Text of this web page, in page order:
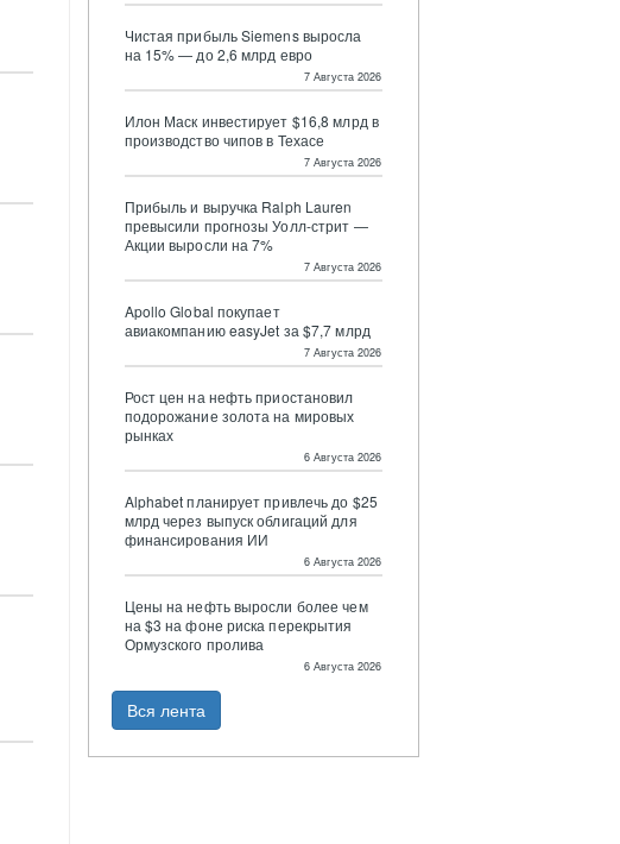
Чистая прибыль Siemens выросла
на 15% — до 2,6 млрд евро
7 Августа 2026
Илон Маск инвестирует $16,8 млрд в
производство чипов в Техасе
7 Августа 2026
Прибыль и выручка Ralph Lauren
превысили прогнозы Уолл-стрит —
Акции выросли на 7%
7 Августа 2026
Apollo Global покупает
авиакомпанию easyJet за $7,7 млрд
7 Августа 2026
Рост цен на нефть приостановил
подорожание золота на мировых
рынках
6 Августа 2026
Alphabet планирует привлечь до $25
млрд через выпуск облигаций для
финансирования ИИ
6 Августа 2026
Цены на нефть выросли более чем
на $3 на фоне риска перекрытия
Ормузского пролива
6 Августа 2026
Вся лента